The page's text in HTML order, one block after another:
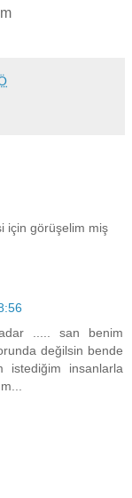
için görüşelim miş
..... san benim
değilsin bende
istediğim insanlarla